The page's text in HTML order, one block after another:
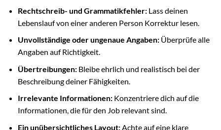
Rechtschreib- und Grammatikfehler:Lass deinen
Lebenslauf von einer anderen Person Korrektur lesen.
Unvollständige oder ungenaue Angaben:Überprüfe alle
Angaben auf Richtigkeit.
Übertreibungen:Bleibe ehrlich und realistisch bei der
Beschreibung deiner Fähigkeiten.
Irrelevante Informationen:Konzentriere dich auf die
Informationen, die für den Job relevant sind.
Ein unübersichtliches Layout:Achte auf eine klare